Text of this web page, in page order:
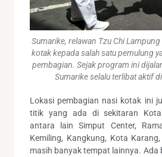
Sumarike, relawan Tzu Chi
kotak kepada salah satu pemulung
pembagian. Sejak program ini
Sumarike selalu terlibat aktif
Lokasi pembagian nasi kotak ini
titik yang ada di sekitaran Kota
antara lain Simput Center,
Kemiling, Kangkung, Kota
masih banyak tempat lainnya. Ada